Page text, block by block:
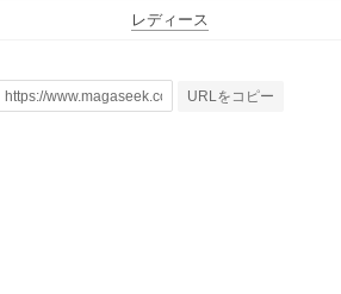
レディース
URLをコピー